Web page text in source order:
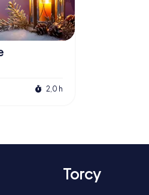
2,0 h
Torcy